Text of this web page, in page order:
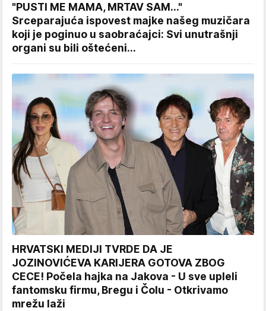
"PUSTI ME MAMA, MRTAV SAM..."
Srceparajuća ispovest majke našeg muzičara
koji je poginuo u saobraćajci: Svi unutrašnji
organi su bili oštećeni...
HRVATSKI MEDIJI TVRDE DA JE
JOZINOVIĆEVA KARIJERA GOTOVA ZBOG
CECE! Počela hajka na Jakova - U sve upleli
fantomsku firmu, Bregu i Čolu - Otkrivamo
mrežu laži